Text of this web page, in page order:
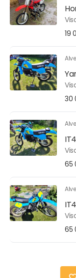
19
30
65
65